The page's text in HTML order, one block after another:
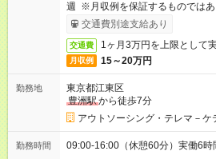
週 ※月収例を保証するものでは
ービス利用可（利用条件有）
交通費別途支給あり
交通費 1ヶ月3万円を上限として
月収例 15～20万円
勤務地
東京都江東区
豊洲駅から徒歩7分
アウトソーシング・テレマ－ケ
勤務時間 09:00-16:00（休憩60分）実働6時